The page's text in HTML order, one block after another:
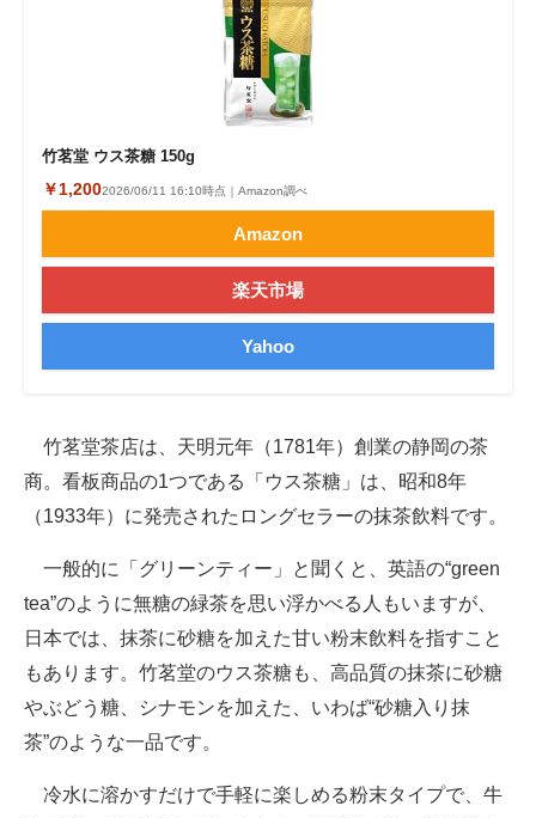
竹茗堂 ウス茶糖 150g
￥1,2002026/06/11 16:10時点｜Amazon調べ
Amazon
楽天市場
Yahoo
竹茗堂茶店は、天明元年（1781年）創業の静岡の茶
商。看板商品の1つである「ウス茶糖」は、昭和8年
（1933年）に発売されたロングセラーの抹茶飲料です。
一般的に「グリーンティー」と聞くと、英語の“green
tea”のように無糖の緑茶を思い浮かべる人もいますが、
日本では、抹茶に砂糖を加えた甘い粉末飲料を指すこと
もあります。竹茗堂のウス茶糖も、高品質の抹茶に砂糖
やぶどう糖、シナモンを加えた、いわば“砂糖入り抹
茶”のような一品です。
冷水に溶かすだけで手軽に楽しめる粉末タイプで、牛